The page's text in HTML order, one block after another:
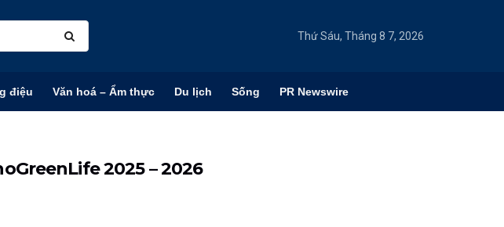
Thứ Sáu, Tháng 8 7, 2026
điệu Văn hoá – Ẩm thực Du lịch Sống PR Newswire
2025 – 2026